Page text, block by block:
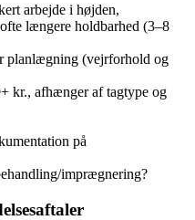
arbejde i højden,
længere holdbarhed (3–8
planlægning (vejrforhold og
kr., afhænger af tagtype og
på
imprægnering?